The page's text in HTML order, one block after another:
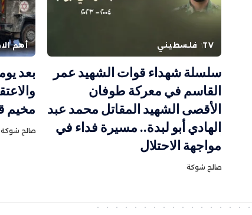
TV فلسطيني
سلسلة شهداء قوات الشهيد عمر
القاسم في معركة طوفان
الأقصى الشهيد المقاتل محمد عبد
الهادي أبو لبدة.. مسيرة فداء في
مواجهة الاحتلال
صالح شوكة
أهم
بعد
مخيم
صالح شوكة